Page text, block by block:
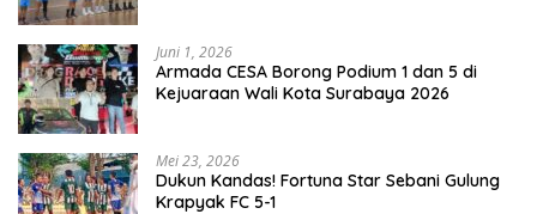
Juni 1, 2026
Armada CESA Borong Podium 1 dan 5 di
Kejuaraan Wali Kota Surabaya 2026
Mei 23, 2026
Dukun Kandas! Fortuna Star Sebani Gulung
Krapyak FC 5-1